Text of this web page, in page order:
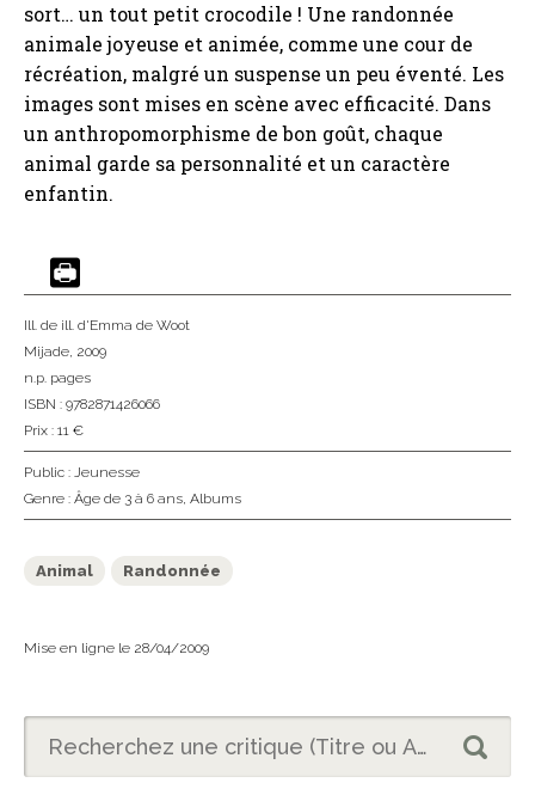
sort… un tout petit crocodile ! Une randonnée
animale joyeuse et animée, comme une cour de
récréation, malgré un suspense un peu éventé. Les
images sont mises en scène avec efficacité. Dans
un anthropomorphisme de bon goût, chaque
animal garde sa personnalité et un caractère
enfantin.
Ill. de ill. d'Emma de Woot
Mijade, 2009
n.p. pages
ISBN : 9782871426066
Prix : 11 €
Public : Jeunesse
Genre : Âge de 3 à 6 ans, Albums
Animal Randonnée
Mise en ligne le 28/04/2009